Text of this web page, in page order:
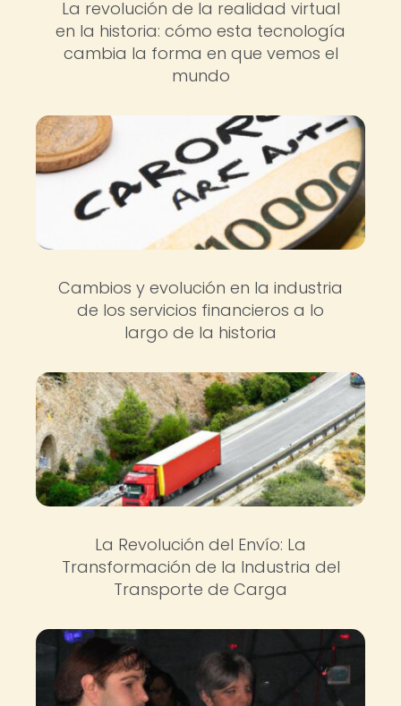
La revolución de la realidad virtual
en la historia: cómo esta tecnología
cambia la forma en que vemos el
mundo
Cambios y evolución en la industria
de los servicios financieros a lo
largo de la historia
La Revolución del Envío: La
Transformación de la Industria del
Transporte de Carga